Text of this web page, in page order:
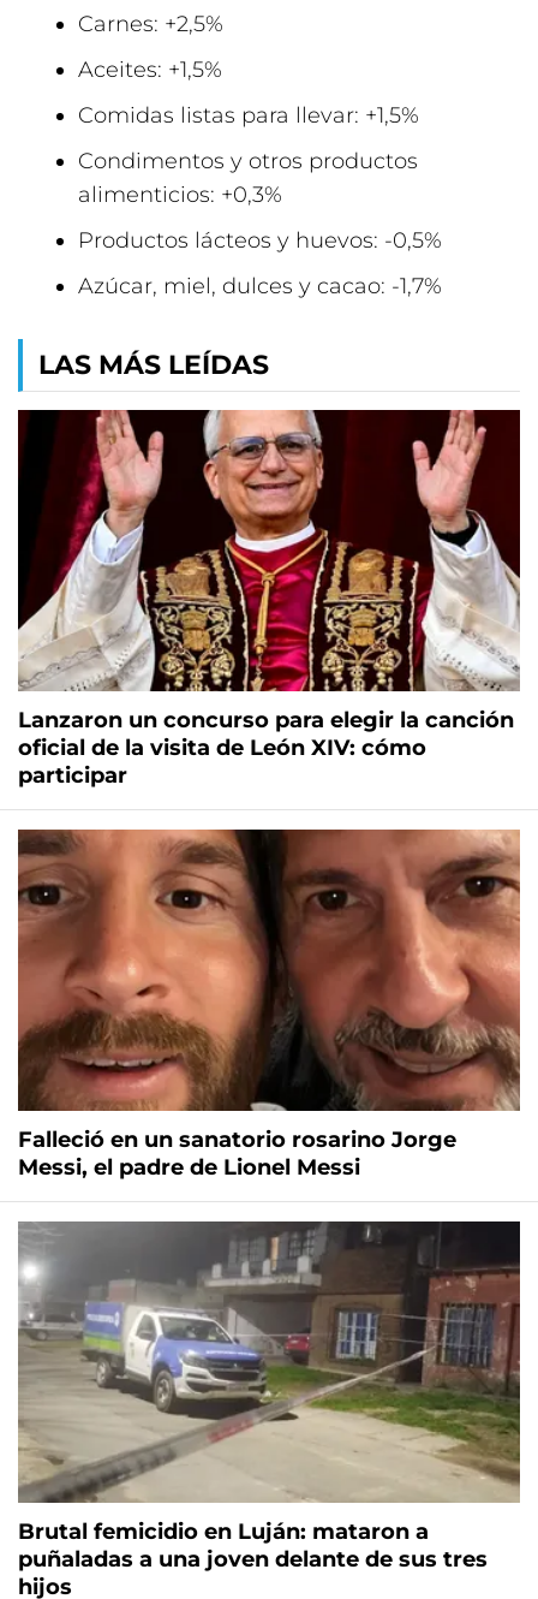
Carnes: +2,5%
Aceites: +1,5%
Comidas listas para llevar: +1,5%
Condimentos y otros productos
alimenticios: +0,3%
Productos lácteos y huevos: -0,5%
Azúcar, miel, dulces y cacao: -1,7%
LAS MÁS LEÍDAS
Lanzaron un concurso para elegir la canción
oficial de la visita de León XIV: cómo
participar
Falleció en un sanatorio rosarino Jorge
Messi, el padre de Lionel Messi
Brutal femicidio en Luján: mataron a
puñaladas a una joven delante de sus tres
hijos